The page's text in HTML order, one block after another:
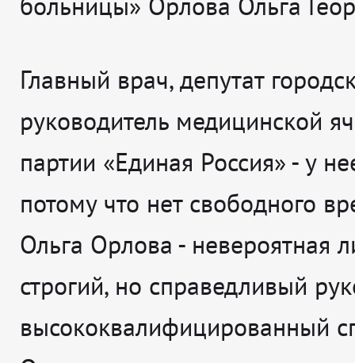
Главный врач, депутат
руководитель медицинской
партии «Единая Россия» - у
потому что нет свободного
Ольга Орлова - невероятная
строгий, но справедливый
высококвалифицированный